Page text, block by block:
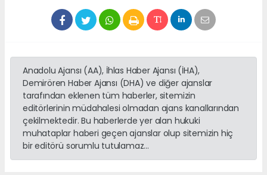
Anadolu Ajansı (AA), İhlas Haber Ajansı (İHA),
Demirören Haber Ajansı (DHA) ve diğer ajanslar
tarafından eklenen tüm haberler, sitemizin
editörlerinin müdahalesi olmadan ajans kanallarından
çekilmektedir. Bu haberlerde yer alan hukuki
muhataplar haberi geçen ajanslar olup sitemizin hiç
bir editörü sorumlu tutulamaz...